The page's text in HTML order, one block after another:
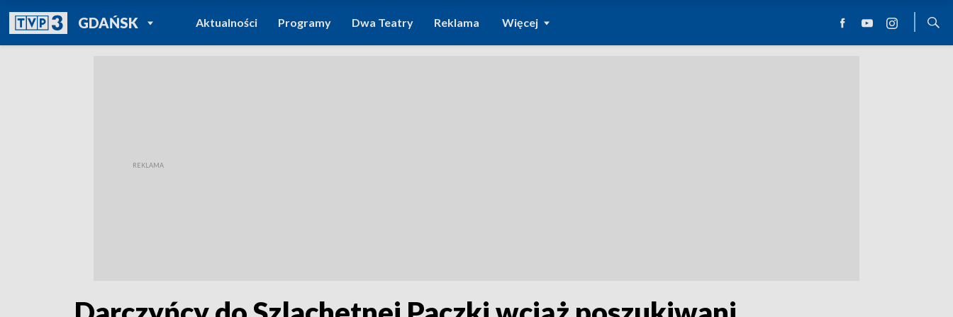
GDAŃSKPOWRÓT DO
TVP REGIONY
Aktualności Programy Dwa Teatry Reklama Więcej